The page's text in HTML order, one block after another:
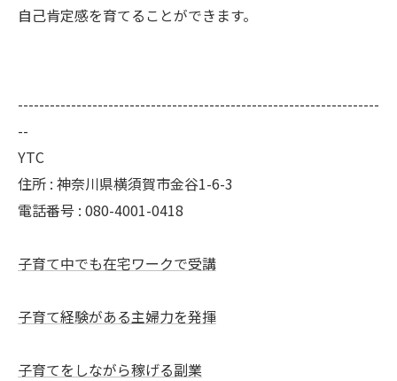
自己肯定感を育てることができます。
--------------------------------------------------------------------
--
YTC
住所 : 神奈川県横須賀市金谷1-6-3
電話番号 : 080-4001-0418
子育て中でも在宅ワークで受講
子育て経験がある主婦力を発揮
子育てをしながら稼げる副業